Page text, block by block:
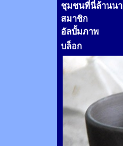
ชุมชนที่นี่ล้านนา
สมาชิก
อัลบั้มภาพ
บล็อก